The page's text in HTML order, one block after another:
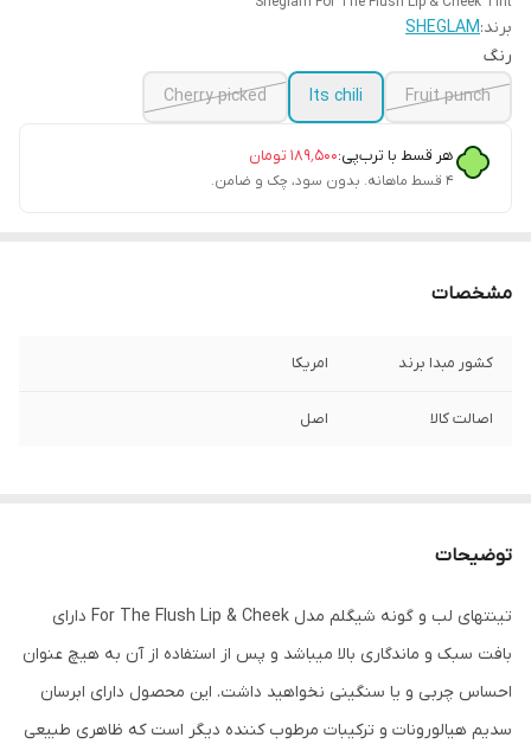
برند:SHEGLAM
رنگ
Fruit punch
Its chili
Cherry picked
هر قسط با ترب‌پی:۱۸۹٬۵۰۰ تومان
۴ قسط ماهانه. بدون سود، چک و ضامن.
مشخصات
کشور مبدا برند امریکا
اصالت کالا اصل
توضیحات
تینتهای لب و گونه شیگلم مدل For The Flush Lip & Cheek دارای
بافت سبک و ماندگاری بالا میباشد و پس از استفاده از آن به هیچ عنوان
احساس چربی و یا سنگینی نخواهید داشت. این محصول دارای ابرسان
سدیم هیالورونات و ترکیبات مرطوب کننده دیگر است که ظاهری طبیعی